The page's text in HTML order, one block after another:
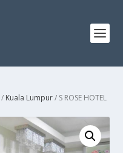
/ Kuala Lumpur/ S ROSE HOTEL